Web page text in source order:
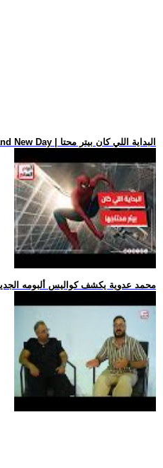
.. فيلم Spider-Man: Brand New Day | البداية اللي كان بيتر محتا
.. محمد عدوية يكشف كواليس ألبومه